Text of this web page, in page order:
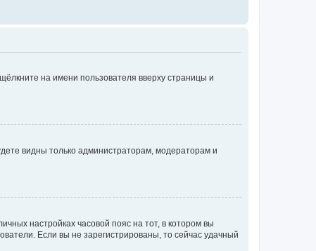
на имени пользователя вверху страницы и
видны только администраторам, модераторам и
настройках часовой пояс на тот, в котором вы
Если вы не зарегистрированы, то сейчас удачный